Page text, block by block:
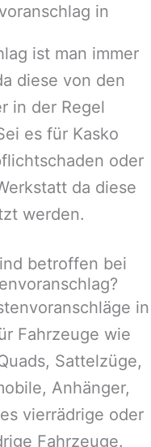
in
ist man immer
diese von den
in der Regel
es für Kasko
oder
da diese
werden.
betroffen bei
in
Fahrzeuge wie
Sattelzüge,
Anhänger,
vierrädrige oder
Fahrzeuge.